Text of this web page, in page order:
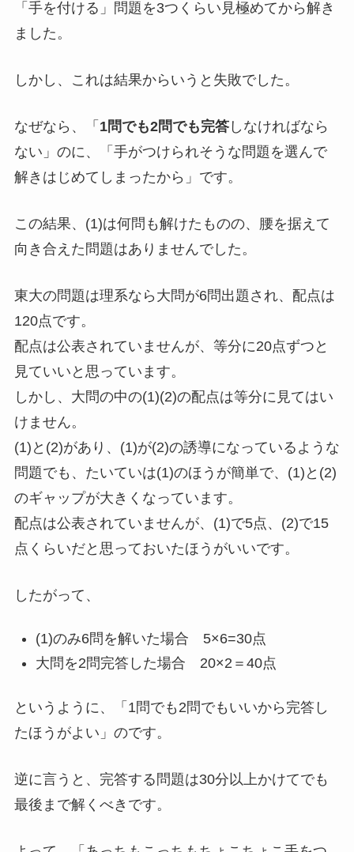
「手を付ける」問題を3つくらい見極めてから解き
ました。
しかし、これは結果からいうと失敗でした。
なぜなら、「 1問でも2問でも完答しなければなら
ない」のに、「手がつけられそうな問題を選んで
解きはじめてしまったから」です。
この結果、(1)は何問も解けたものの、腰を据えて
向き合えた問題はありませんでした。
東大の問題は理系なら大問が6問出題され、配点は
120点です。
配点は公表されていませんが、等分に20点ずつと
見ていいと思っています。
しかし、大問の中の(1)(2)の配点は等分に見てはい
けません。
(1)と(2)があり、(1)が(2)の誘導になっているような
問題でも、たいていは(1)のほうが簡単で、(1)と(2)
のギャップが大きくなっています。
配点は公表されていませんが、(1)で5点、(2)で15
点くらいだと思っておいたほうがいいです。
したがって、
(1)のみ6問を解いた場合 5×6=30点
大問を2問完答した場合 20×2＝40点
というように、「1問でも2問でもいいから完答し
たほうがよい」のです。
逆に言うと、完答する問題は30分以上かけてでも
最後まで解くべきです。